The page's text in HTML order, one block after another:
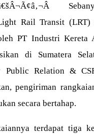
Rail Transit (LRT)
PT Industri Kereta
di Sumatera
Public Relation &
pengiriman
secara bertahap.
terdapat tiga